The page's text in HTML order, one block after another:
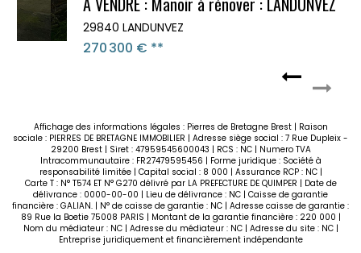
29840 LANDUNVEZ
270 300 € **
Affichage des informations légales : Pierres de Bretagne Brest | Raison
sociale : PIERRES DE BRETAGNE IMMOBILIER | Adresse siège social : 7 Rue Dupleix -
29200 Brest | Siret : 47959545600043 | RCS : NC | Numero TVA
Intracommunautaire : FR27479595456 | Forme juridique : Société à
responsabilité limitée | Capital social : 8 000 | Assurance RCP : NC |
Carte T : N° T574 ET N° G270 délivré par LA PREFECTURE DE QUIMPER | Date de
délivrance : 0000-00-00 | Lieu de délivrance : NC | Caisse de garantie
financière : GALIAN. | N° de caisse de garantie : NC | Adresse caisse de garantie :
89 Rue la Boetie 75008 PARIS | Montant de la garantie financière : 220 000 |
Nom du médiateur : NC | Adresse du médiateur : NC | Adresse du site : NC |
Entreprise juridiquement et financièrement indépendante